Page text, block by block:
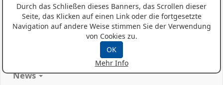
Durch das Schließen dieses Banners, das Scrollen dieser
Seite, das Klicken auf einen Link oder die fortgesetzte
Navigation auf andere Weise stimmen Sie der Verwendung
von Cookies zu.
OK
Mehr Info
Wer Sind Wir
News